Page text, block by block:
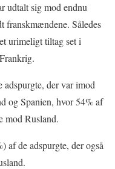
udtalt sig mod endnu
franskmændene. Således
urimeligt tiltag set i
der var imod
og Spanien, hvor 54% af
mod Rusland.
de adspurgte, der også